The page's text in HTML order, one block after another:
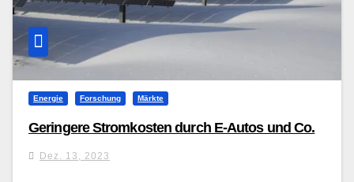
Energie Forschung Märkte
Geringere Stromkosten durch E-Autos und Co.
Dez. 13, 2023